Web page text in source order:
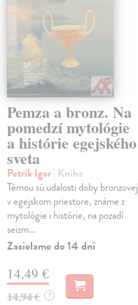
Pemza a bronz. Na
pomedzí mytológie
a histórie egejského
sveta
Petrík Igor| Kniha
Témou sú udalosti doby bronzovej
v egejskom priestore, známe z
mytológie i histórie, na pozadí
seizm...
Zasielame do 14 dní
14,49 €
14,94 € ?